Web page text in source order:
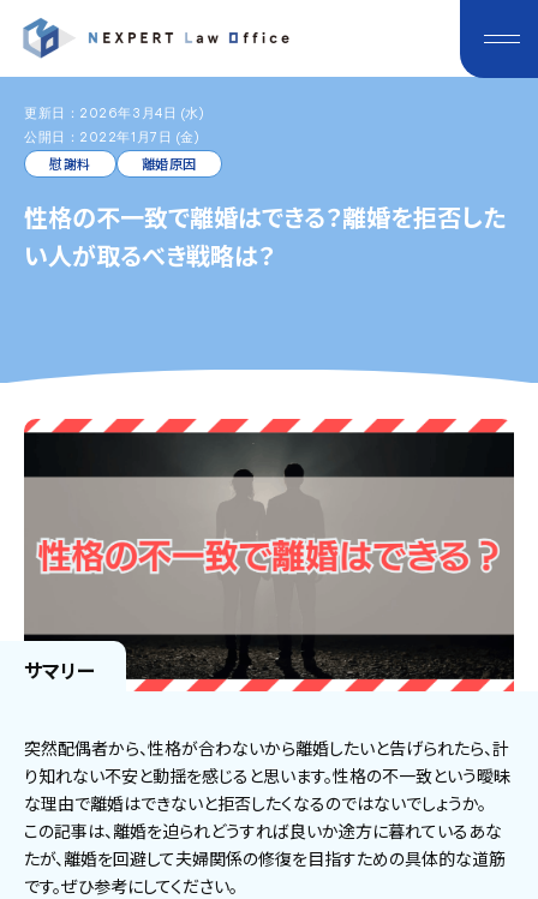
更新日：2026年3月4日 (水)
公開日：2022年1月7日 (金)
慰謝料
離婚原因
性格の不一致で離婚はできる？離婚を拒否した
い人が取るべき戦略は？
サマリー
突然配偶者から、性格が合わないから離婚したいと告げられたら、計
り知れない不安と動揺を感じると思います。性格の不一致という曖昧
な理由で離婚はできないと拒否したくなるのではないでしょうか。
この記事は、離婚を迫られどうすれば良いか途方に暮れているあな
たが、離婚を回避して夫婦関係の修復を目指すための具体的な道筋
です。ぜひ参考にしてください。